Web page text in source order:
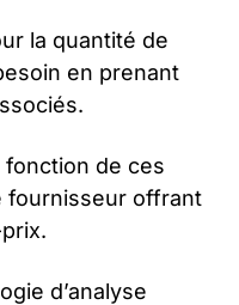
la quantité de
en prenant
de ces
fournisseur offrant
d’analyse